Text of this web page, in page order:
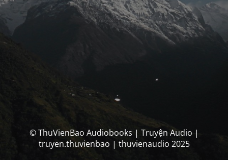
© ThuVienBao Audiobooks | Truyện Audio |
truyen.thuvienbao | thuvienaudio 2025